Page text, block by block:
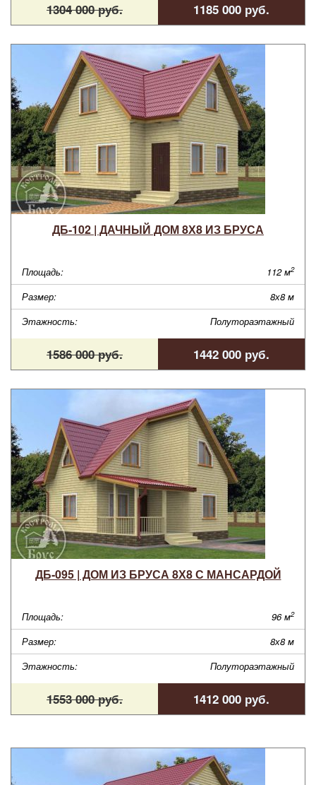
1304 000 руб. 1185 000 руб.
ДБ-102 | ДАЧНЫЙ ДОМ 8Х8 ИЗ БРУСА
Площадь: 112 м2
Размер:
8х8 м
Этажность:
Полутораэтажный
1586 000 руб. 1442 000 руб.
ДБ-095 | ДОМ ИЗ БРУСА 8Х8 С МАНСАРДОЙ
Площадь: 96 м2
Размер:
8х8 м
Этажность:
Полутораэтажный
1553 000 руб. 1412 000 руб.